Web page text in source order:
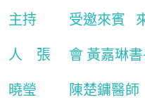
主持
人
張
曉瑩
受邀來賓
會 黃嘉琳
陳楚鏞醫師